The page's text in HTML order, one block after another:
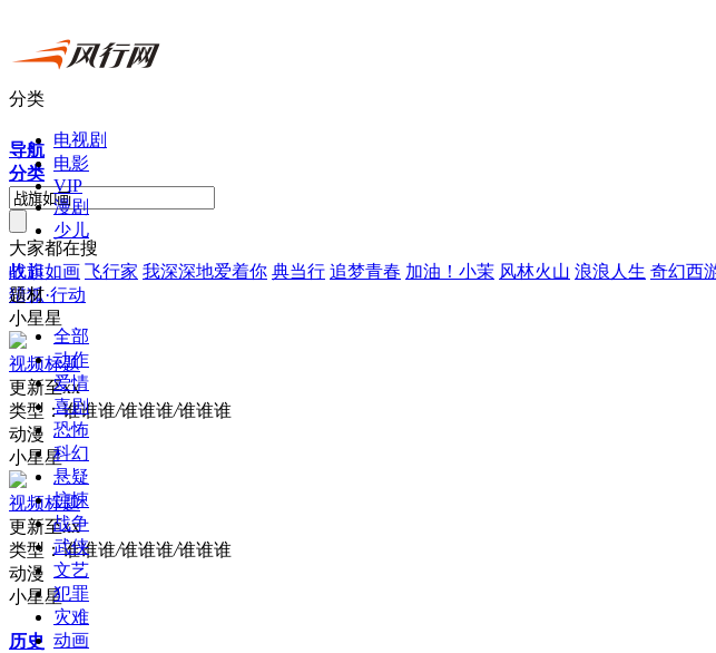
导航
分类
大家都在搜
战旗如画 飞行家 我深深地爱着你 典当行 追梦青春 加油！小茉 风林火山 浪浪人生 奇幻西
猎狐·行动
小星星
视频标题
更新至xx
类型：谁谁谁/谁谁谁/谁谁谁
动漫
小星星
视频标题
更新至xx
类型：谁谁谁/谁谁谁/谁谁谁
动漫
小星星
历史
分类
电视剧
电影
VIP
漫剧
少儿
收起
题材
全部
动作
爱情
喜剧
恐怖
科幻
悬疑
惊悚
战争
武侠
文艺
犯罪
灾难
动画